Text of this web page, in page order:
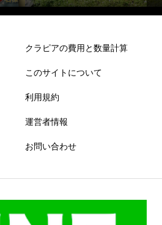
クラピアの費用と数量計算
このサイトについて
利用規約
運営者情報
お問い合わせ